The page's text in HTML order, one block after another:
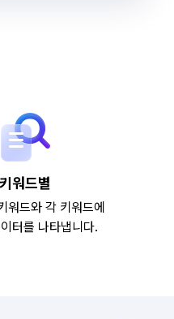
키워드별
워드와 각 키워드에
터를 나타냅니다.